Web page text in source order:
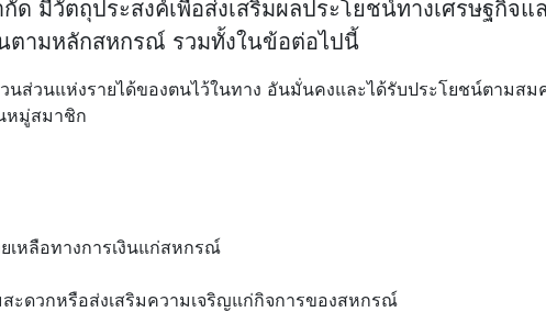
มีวัตถุประสงค์เพื่อส่งเสริมผลประโยชน์ทางเศรษฐกิจ
ตามหลักสหกรณ์ รวมทั้งในข้อต่อไปนี้
ส่วนแห่งรายได้ของตนไว้ในทาง อันมั่นคงและได้รับประโยชน์ตามสม
หมู่สมาชิก
หลือทางการเงินแก่สหกรณ์
ดวกหรือส่งเสริมความเจริญแก่กิจการของสหกรณ์